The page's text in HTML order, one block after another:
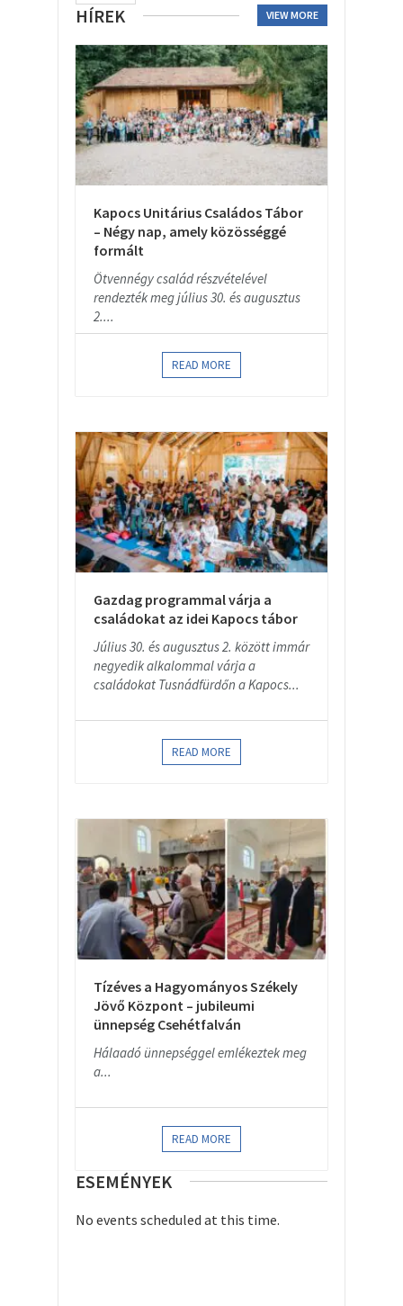
HÍREK VIEW MORE
Kapocs Unitárius Családos Tábor
– Négy nap, amely közösséggé
formált
Ötvennégy család részvételével
rendezték meg július 30. és augusztus
2....
READ MORE
Gazdag programmal várja a
családokat az idei Kapocs tábor
Július 30. és augusztus 2. között immár
negyedik alkalommal várja a
családokat Tusnádfürdőn a Kapocs...
READ MORE
Tízéves a Hagyományos Székely
Jövő Központ – jubileumi
ünnepség Csehétfalván
Hálaadó ünnepséggel emlékeztek meg
a...
READ MORE
ESEMÉNYEK
No events scheduled at this time.